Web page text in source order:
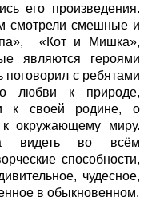
его произведения.
смотрели смешные и
«Кот и Мишка»,
являются героями
поговорил с ребятами
любви к природе,
к своей родине, о
окружающему миру.
видеть во всём
способности,
чудесное,
в обыкновенном.